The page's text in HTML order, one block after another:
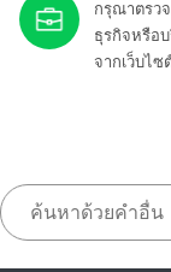
กรุณาตรว
ธุรกิจหรือ
จากเว็บไซ